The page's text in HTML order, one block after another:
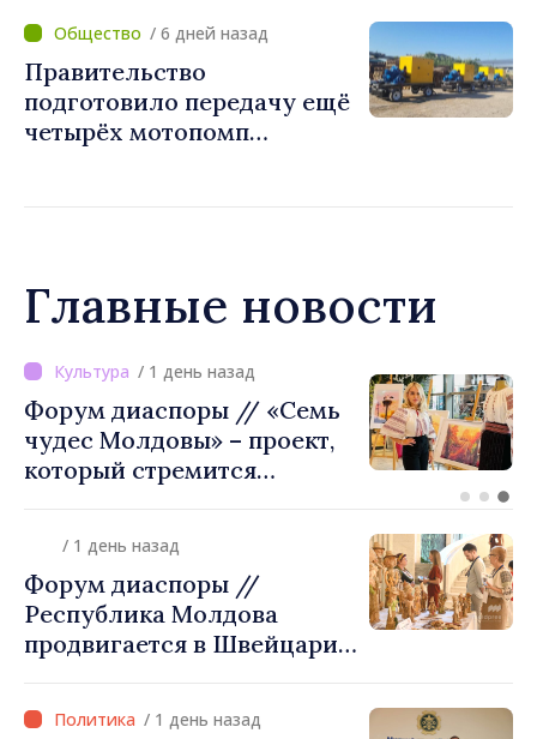
поднимется до 36°C
/ 6 дней назад
Правительство
подготовило передачу ещё
четырёх мотопомп
Главные новости
/ 21 часов назад
ВИДЕО // Калараш
формирует крупнейший
кластер добровольного
утвердил окончательное
решение
/ 1 день назад
Форум диаспоры //
Республика Молдова
продвигается в Швейцарии
и экспорт
/ 1 день назад